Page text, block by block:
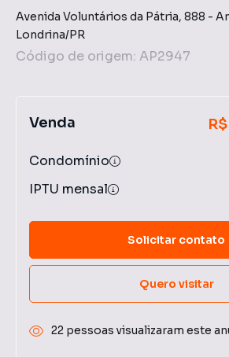
Avenida Voluntários da Pátria, 888 -
Londrina/PR
Código de origem: AP2947
Venda
Condomínio
IPTU mensal
Solicitar contato
Quero visitar
22 pessoas visualizaram este